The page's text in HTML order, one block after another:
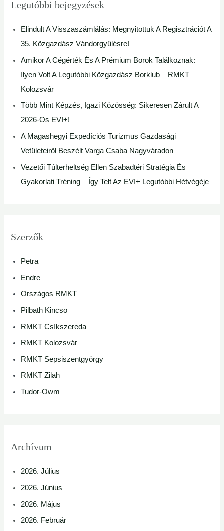
Legutóbbi bejegyzések
Elindult A Visszaszámlálás: Megnyitottuk A Regisztrációt A
35. Közgazdász Vándorgyűlésre!
Amikor A Cégérték És A Prémium Borok Találkoznak:
Ilyen Volt A Legutóbbi Közgazdász Borklub – RMKT
Kolozsvár
Több Mint Képzés, Igazi Közösség: Sikeresen Zárult A
2026-Os EVI+!
A Magashegyi Expedíciós Turizmus Gazdasági
Vetületeiről Beszélt Varga Csaba Nagyváradon
Vezetői Túlterheltség Ellen Szabadtéri Stratégia És
Gyakorlati Tréning – Így Telt Az EVI+ Legutóbbi Hétvégéje
Szerzők
Petra
Endre
Országos RMKT
Pilbath Kincso
RMKT Csíkszereda
RMKT Kolozsvár
RMKT Sepsiszentgyörgy
RMKT Zilah
Tudor-Owm
Archívum
2026. Július
2026. Június
2026. Május
2026. Február